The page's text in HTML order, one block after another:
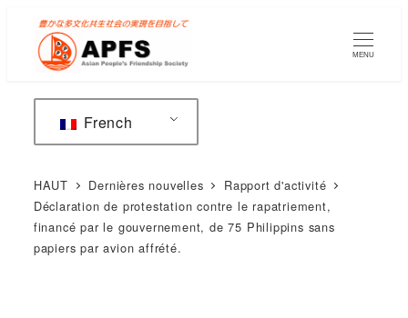
Accéder
contenu
principal
MENU
French
HAUT Dernières nouvelles
Rapport d'activité
Déclaration de protestation contre le rapatriement,
financé par le gouvernement, de 75 Philippins sans
papiers par avion affrété.